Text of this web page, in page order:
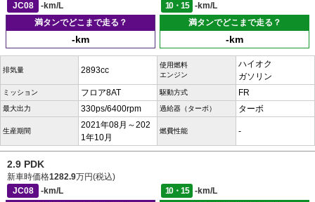
JC08
-km/L 10・15
-km/L
満タンでどこまで走る？
-km
満タンでどこまで走る？
-km
排気量 2893cc
使用燃料
エンジン
ハイオク
ガソリン
ミッション フロア8AT 駆動方式 FR
最大出力 330ps/6400rpm 過給器（ターボ） ターボ
生産期間
2021年08月～202
1年10月
燃費性能 -
2.9 PDK
新車時価格1282.9万円(税込)
JC08
-km/L 10・15
-km/L